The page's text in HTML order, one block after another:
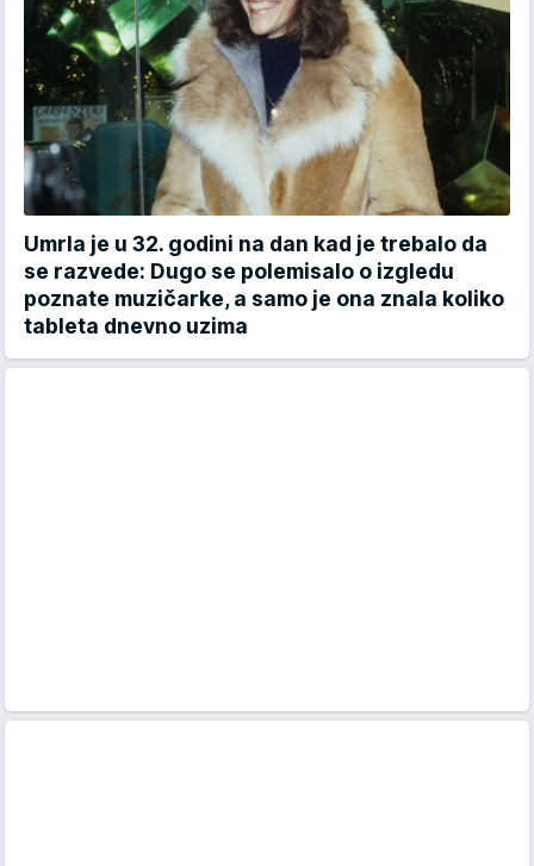
Umrla je u 32. godini na dan kad je trebalo da
se razvede: Dugo se polemisalo o izgledu
poznate muzičarke, a samo je ona znala koliko
tableta dnevno uzima